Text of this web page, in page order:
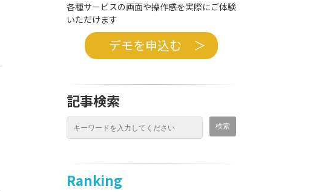
各種サービスの画面や操作感を実際にご体験
いただけます
デモを申込む ＞
記事検索
Ranking